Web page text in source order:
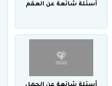
أسئلة شائعة عن العقم